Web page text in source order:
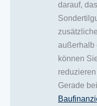
darauf,
außerhalb
können
Gerade